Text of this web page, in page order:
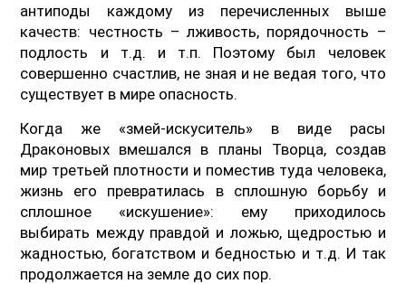
антиподы каждому из перечисленных выше
качеств: честность – лживость, порядочность –
подлость и т.д. и т.п. Поэтому был человек
совершенно счастлив, не зная и не ведая того, что
существует в мире опасность.
Когда же «змей-искуситель» в виде расы
Драконовых вмешался в планы Творца, создав
мир третьей плотности и поместив туда человека,
жизнь его превратилась в сплошную борьбу и
сплошное «искушение»: ему приходилось
выбирать между правдой и ложью, щедростью и
жадностью, богатством и бедностью и т.д. И так
продолжается на земле до сих пор.